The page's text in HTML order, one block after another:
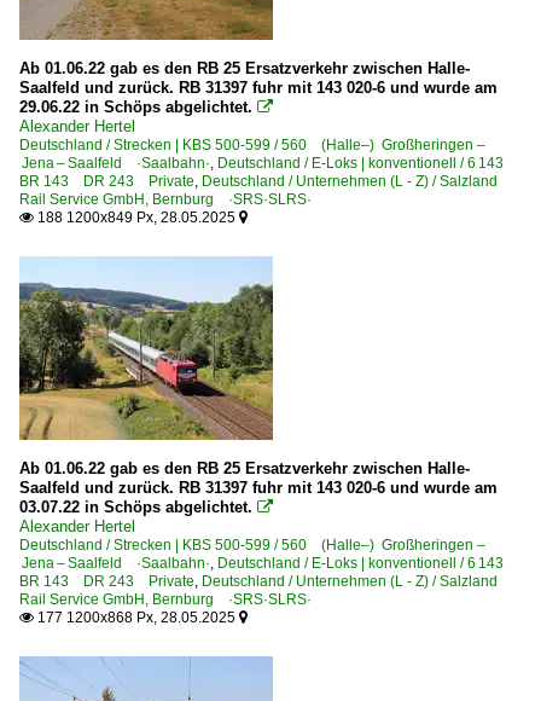
580 Halle – Naumburg – Erfurt – Bebra ·Thüringer
Unternehmen (A - K)
Abellio Rail Mitteldeutschland GmbH ·ABRM·
Altmark-Rail GmbH, Oebisfelde-Weferlingen ·AMR·
Bahnlogistik24 GmbH Dresden ·BLC·
BayernBahn GmbH, Nördlingen ·BYB·
Cargo Logistik Rail-Service ·CLR·
DB Cargo Deutschland AG, Mainz ex DB Schenker
DB Fernverkehr AG, Frankfurt (Main)
DB Netz Instandhaltung, Frankfurt a. Main ·DBMP·
DB Regio AG - DB Gebrauchtzug
DB Regio AG - Region Südost
DB RegioNetz - Westfrankenbahn ·WFB·
Deutsche Gleis- und Tiefbau GmbH ·DGT·
Eisenbahn Logistik Leipzig GmbH ·ELL·
ELBA Logistik GmbH, Bietigheim
Ab 01.06.22 gab es den RB 25 Ersatzverkehr zwischen Halle-
Saalfeld und zurück. RB 31397 fuhr mit 143 020-6 und wurde am
29.06.22 in Schöps abgelichtet. 
Alexander Hertel
Deutschland / Strecken | KBS 500-599 / 560 (Halle–) Großheringen –
Jena – Saalfeld ·Saalbahn·, Deutschland / E-Loks | konventionell / 6 143
BR 143 DR 243 Private, Deutschland / Unternehmen (L - Z) / Salzland
Rail Service GmbH, Bernburg ·SRS·SLRS·
 188 1200x849 Px, 28.05.2025 
Ab 01.06.22 gab es den RB 25 Ersatzverkehr zwischen Halle-
Saalfeld und zurück. RB 31397 fuhr mit 143 020-6 und wurde am
03.07.22 in Schöps abgelichtet. 
Alexander Hertel
Deutschland / Strecken | KBS 500-599 / 560 (Halle–) Großheringen –
Jena – Saalfeld ·Saalbahn·, Deutschland / E-Loks | konventionell / 6 143
BR 143 DR 243 Private, Deutschland / Unternehmen (L - Z) / Salzland
Rail Service GmbH, Bernburg ·SRS·SLRS·
 177 1200x868 Px, 28.05.2025 